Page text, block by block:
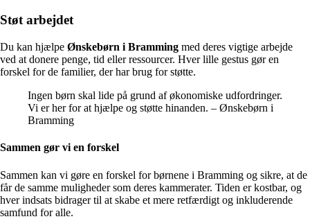
Støt arbejdet
Du kan hjælpe Ønskebørn i Bramming med deres vigtige arbejde
ved at donere penge, tid eller ressourcer. Hver lille gestus gør en
forskel for de familier, der har brug for støtte.
Ingen børn skal lide på grund af økonomiske udfordringer.
Vi er her for at hjælpe og støtte hinanden. – Ønskebørn i
Bramming
Sammen gør vi en forskel
Sammen kan vi gøre en forskel for børnene i Bramming og sikre, at de
får de samme muligheder som deres kammerater. Tiden er kostbar, og
hver indsats bidrager til at skabe et mere retfærdigt og inkluderende
samfund for alle.